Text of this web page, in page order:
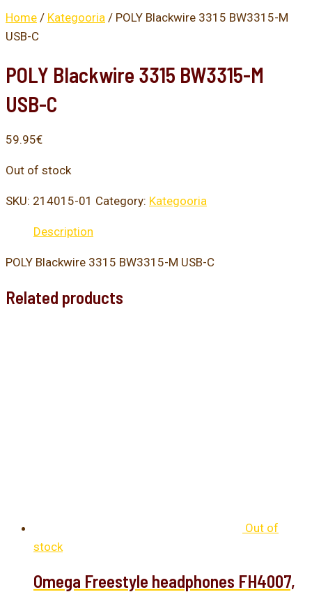
Home / Kategooria / POLY Blackwire 3315 BW3315-M
USB-C
POLY Blackwire 3315 BW3315-M
USB-C
59.95€
Out of stock
SKU: 214015-01 Category: Kategooria
Description
POLY Blackwire 3315 BW3315-M USB-C
Related products
Out of
stock
Omega Freestyle headphones FH4007,